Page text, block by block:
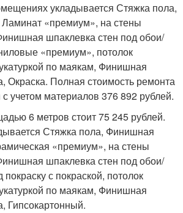
укладывается Стяжка пола,
«премиум», на стены
шпаклевка стен под обои/
«премиум», потолок
по маякам, Финишная
Окраска. Полная стоимость ремонта
учетом материалов 376 892 рублей.
6 метров стоит 75 245 рублей.
Стяжка пола, Финишная
«премиум», на стены
шпаклевка стен под обои/
с покраской, потолок
по маякам, Финишная
Гипсокартонный.